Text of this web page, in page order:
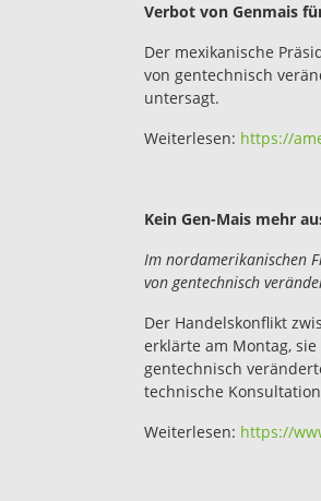
Verbot von Genmais
Der mexikanische
von gentechnisch
untersagt.
Weiterlesen: https://
Kein Gen-Mais mehr
Im nordamerikanischen
von gentechnisch
Der Handelskonflikt
erklärte am Montag,
gentechnisch
technische
Weiterlesen: https://